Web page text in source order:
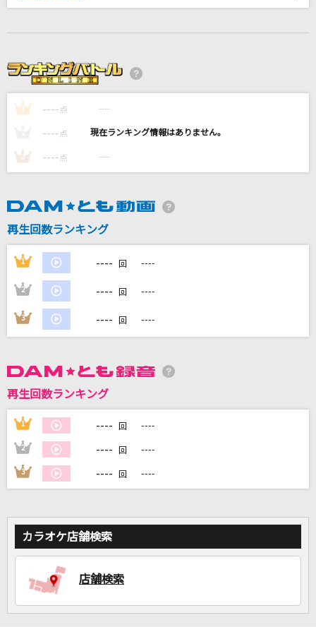
狭心症
鱗(うろこ)
秦 基博
浦島太郎(桐谷健太)
Acid Black Cherry
ハイライト・ハイライト
the peggies
藤井 風
DAMの新曲・ランキングなど
DAMに会員登録・ログインして
自宅でカラオケ歌い放題！
1 ---- 点 ----
---- 点 ----
3 ---- 点 ----
再生回数ランキング
1 ---- 回 ----
2 ---- 回 ----
3 ---- 回 ----
再生回数ランキング
1 ---- 回 ----
2 ---- 回 ----
3 ---- 回 ----
カラオケ店舗検索
店舗検索